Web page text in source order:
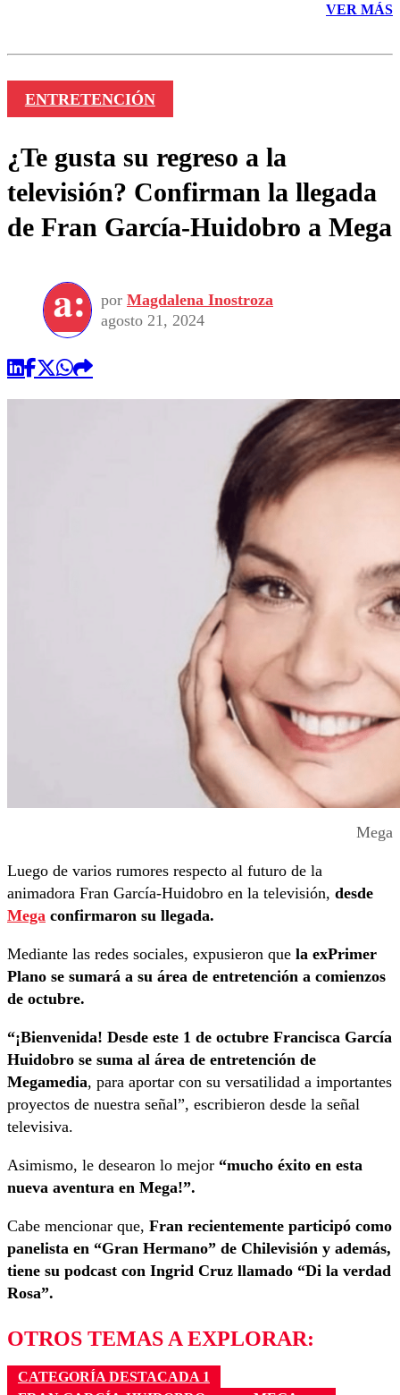
VER MÁS
ENTRETENCIÓN
¿Te gusta su regreso a la
televisión? Confirman la llegada
de Fran García-Huidobro a Mega
por Magdalena Inostroza
agosto 21, 2024
Mega
Luego de varios rumores respecto al futuro de la
animadora Fran García-Huidobro en la televisión, desde
Mega confirmaron su llegada.
Mediante las redes sociales, expusieron que la exPrimer
Plano se sumará a su área de entretención a comienzos
de octubre.
“¡Bienvenida! Desde este 1 de octubre Francisca García
Huidobro se suma al área de entretención de
Megamedia, para aportar con su versatilidad a importantes
proyectos de nuestra señal”, escribieron desde la señal
televisiva.
Asimismo, le desearon lo mejor “mucho éxito en esta
nueva aventura en Mega!”.
Cabe mencionar que, Fran recientemente participó como
panelista en “Gran Hermano” de Chilevisión y además,
tiene su podcast con Ingrid Cruz llamado “Di la verdad
Rosa”.
OTROS TEMAS A EXPLORAR:
CATEGORÍA DESTACADA 1